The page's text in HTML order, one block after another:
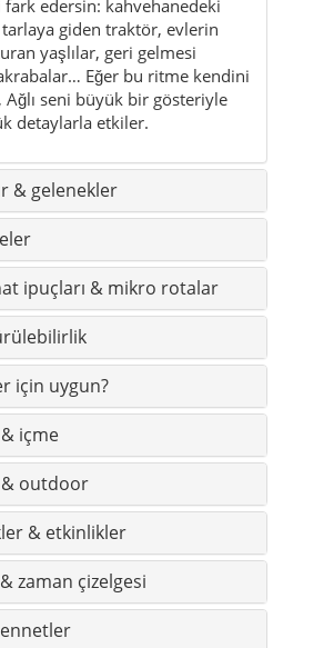
detaylarla etkiler.
& gelenekler
ipuçları & mikro rotalar
için uygun?
içme
outdoor
& etkinlikler
zaman çizelgesi